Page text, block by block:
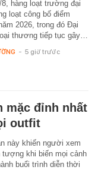
8, hàng loạt trường đại
loạt công bố điểm
2026, trong đó Đại
thương tiếp tục gây…
- 5 giờ trước
mặc đỉnh nhất
outfit
này khiến người xem
tượng khi biến mọi cảnh
buổi trình diễn thời